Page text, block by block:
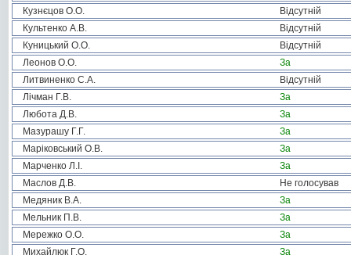
Кузнєцов О.О.
Відсутній
Культенко А.В.
Відсутній
Куницький О.О.
Відсутній
Леонов О.О.
За
Литвиненко С.А.
Відсутній
Лічман Г.В.
За
Любота Д.В.
За
Мазурашу Г.Г.
За
Маріковський О.В.
За
Марченко Л.І.
За
Маслов Д.В.
Не голосував
Медяник В.А.
За
Мельник П.В.
За
Мережко О.О.
За
Михайлюк Г.О.
За